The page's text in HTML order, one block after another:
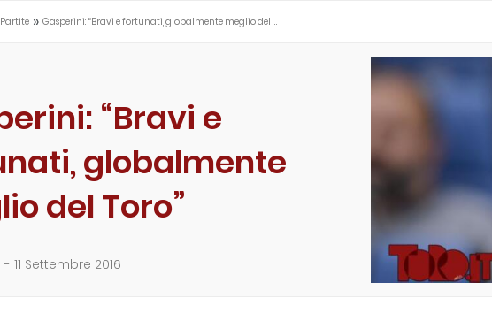
Partite » Gasperini: “Bravi e fortunati, globalmente meglio del …
“Bravi e
globalmente
del Toro”
- 11 Settembre 2016